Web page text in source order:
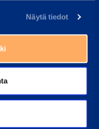
Näytä tiedot
aina mielellään
kysymyksiin